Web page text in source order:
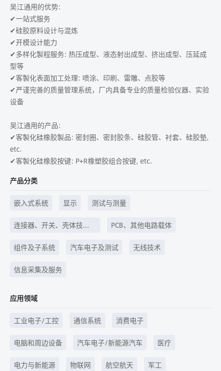
吴江通用的优势:
✔一站式服务
✔硅胶原料设计与混炼
✔开模设计能力
✔多样化製程服务: 热压成型、液态射出成型、挤出成型、压延成
型等
✔客製化表面加工处理: 喷涂、印刷、雷雕、点胶等
✔严谨完善的质量管理系统，厂内具备专业的质量检验仪器、实验
设备
吴江通用的产品:
✔客製化硅橡胶製品: 密封圈、密封胶条、硅胶管、衬套、硅胶墊,
etc.
✔客製化硅橡胶按键: P+R橡塑胶组合按键, etc.
产品分类
嵌入式系统 显示 测试与测量
连接器、开关、壳体技
PCB、其他电路载体
组件及子系统 汽车电子及测试 无线技术
信息采集及服务
应用领域
工业电子/工控 通信系统 消费电子
电脑和周边设备 汽车电子/新能源汽车 医疗
电力与新能源 物联网 航空航天 军工